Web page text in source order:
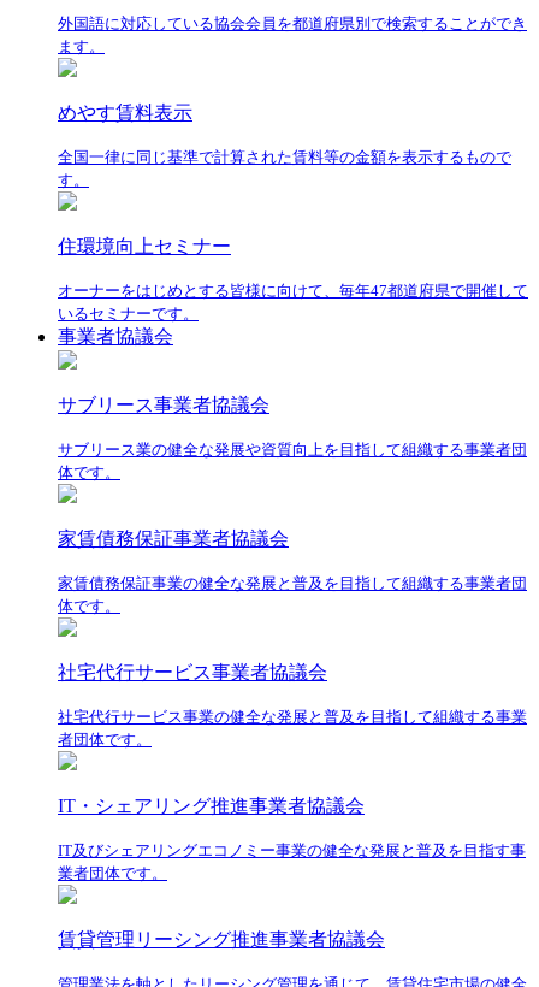
外国語に対応している協会会員を都道府県別で検索することができ
ます。
めやす賃料表示
全国一律に同じ基準で計算された賃料等の金額を表示するもので
す。
住環境向上セミナー
オーナーをはじめとする皆様に向けて、毎年47都道府県で開催して
いるセミナーです。
事業者協議会
サブリース事業者協議会
サブリース業の健全な発展や資質向上を目指して組織する事業者団
体です。
家賃債務保証事業者協議会
家賃債務保証事業の健全な発展と普及を目指して組織する事業者団
体です。
社宅代行サービス事業者協議会
社宅代行サービス事業の健全な発展と普及を目指して組織する事業
者団体です。
IT・シェアリング推進事業者協議会
IT及びシェアリングエコノミー事業の健全な発展と普及を目指す事
業者団体です。
賃貸管理リーシング推進事業者協議会